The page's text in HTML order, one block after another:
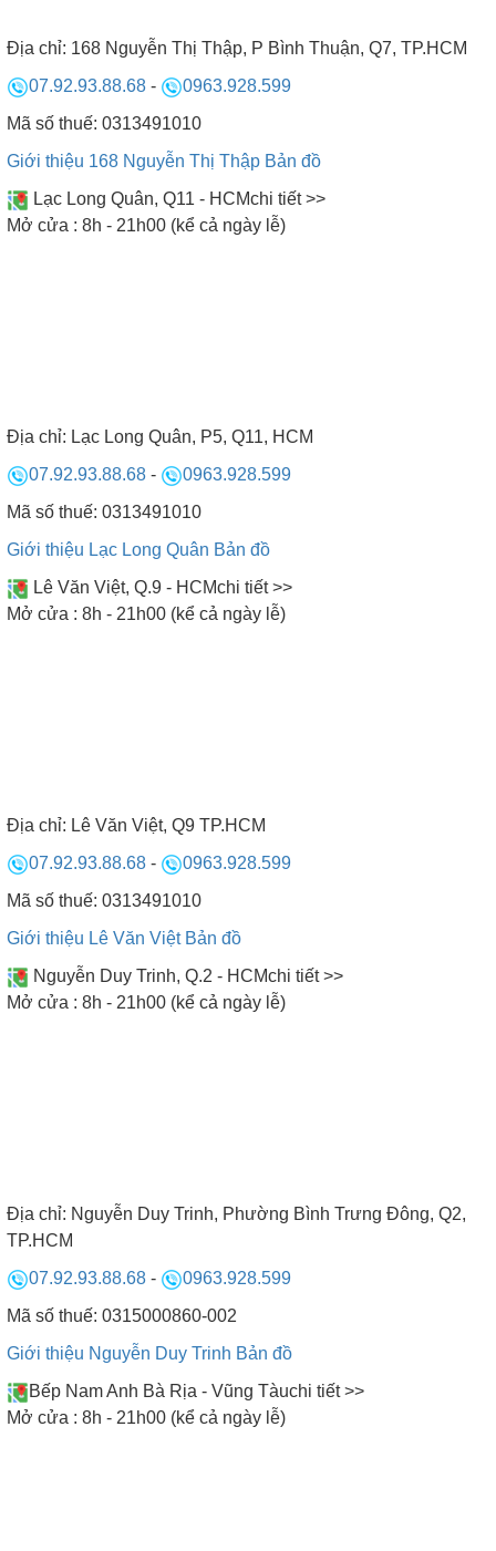
mắc bệnh về da liễu, phụ nữ có thai tuyệt đối không
được xông hơi khô.
ĐỘI NGŨ NHÂN VIÊN BẾP NAM ANH
Địa chỉ: 168 Nguyễn Thị Thập, P Bình Thuận, Q7, TP.HCM
07.92.93.88.68 -
0963.928.599
Mã số thuế: 0313491010
Giới thiệu 168 Nguyễn Thị Thập Bản đồ
Lạc Long Quân, Q11 - HCMchi tiết >>
Mở cửa : 8h - 21h00 (kể cả ngày lễ)
Địa chỉ: Lạc Long Quân, P5, Q11, HCM
07.92.93.88.68 -
0963.928.599
Mã số thuế: 0313491010
Giới thiệu Lạc Long Quân Bản đồ
Lê Văn Việt, Q.9 - HCMchi tiết >>
Mở cửa : 8h - 21h00 (kể cả ngày lễ)
Địa chỉ: Lê Văn Việt, Q9 TP.HCM
07.92.93.88.68 -
0963.928.599
Mã số thuế: 0313491010
Giới thiệu Lê Văn Việt Bản đồ
Nguyễn Duy Trinh, Q.2 - HCMchi tiết >>
Mở cửa : 8h - 21h00 (kể cả ngày lễ)
Địa chỉ: Nguyễn Duy Trinh, Phường Bình Trưng Đông, Q2,
TP.HCM
07.92.93.88.68 -
0963.928.599
Mã số thuế: 0315000860-002
Giới thiệu Nguyễn Duy Trinh Bản đồ
Bếp Nam Anh Bà Rịa - Vũng Tàuchi tiết >>
Mở cửa : 8h - 21h00 (kể cả ngày lễ)